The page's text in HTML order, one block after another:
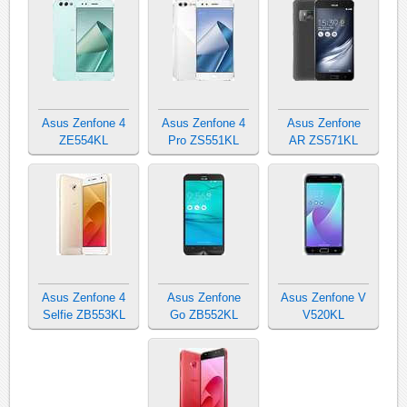
Asus Zenfone 4
ZE554KL
Asus Zenfone 4
Pro ZS551KL
Asus Zenfone
AR ZS571KL
Asus Zenfone 4
Selfie ZB553KL
Asus Zenfone
Go ZB552KL
Asus Zenfone V
V520KL